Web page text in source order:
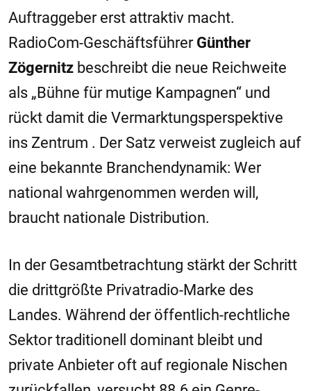
Auftraggeber erst attraktiv macht.
RadioCom-Geschäftsführer Günther
Zögernitz beschreibt die neue Reichweite
als „Bühne für mutige Kampagnen“ und
rückt damit die Vermarktungsperspektive
ins Zentrum . Der Satz verweist zugleich auf
eine bekannte Branchendynamik: Wer
national wahrgenommen werden will,
braucht nationale Distribution.
In der Gesamtbetrachtung stärkt der Schritt
die drittgrößte Privatradio-Marke des
Landes. Während der öffentlich-rechtliche
Sektor traditionell dominant bleibt und
private Anbieter oft auf regionale Nischen